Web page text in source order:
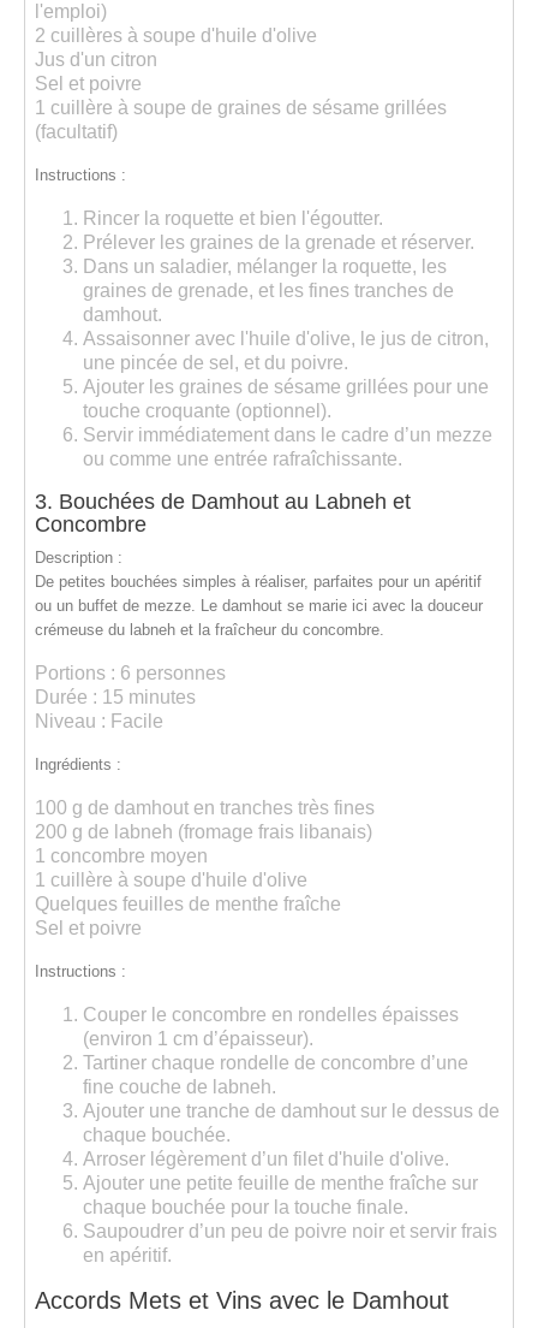
l'emploi)
2 cuillères à soupe d'huile d'olive
Jus d'un citron
Sel et poivre
1 cuillère à soupe de graines de sésame grillées
(facultatif)
Instructions :
Rincer la roquette et bien l'égoutter.
Prélever les graines de la grenade et réserver.
Dans un saladier, mélanger la roquette, les
graines de grenade, et les fines tranches de
damhout.
Assaisonner avec l'huile d'olive, le jus de citron,
une pincée de sel, et du poivre.
Ajouter lesgraines de sésame grillées pour une
touche croquante (optionnel).
Servir immédiatement dans le cadre d’un mezze
ou comme une entrée rafraîchissante.
3. Bouchées de Damhout au Labneh et
Concombre
Description :
De petites bouchées simples à réaliser, parfaites pour un apéritif
ou un buffet de mezze. Le damhout se marie ici avec la douceur
crémeuse du labneh et la fraîcheur du concombre.
Portions : 6 personnes
Durée : 15 minutes
Niveau : Facile
Ingrédients :
100 g de damhout en tranches très fines
200 g de labneh (fromage frais libanais)
1 concombre moyen
1 cuillère à soupe d'huile d'olive
Quelques feuilles de menthe fraîche
Sel et poivre
Instructions :
Couper le concombre en rondelles épaisses
(environ 1 cm d’épaisseur).
Tartiner chaque rondelle de concombre d’une
fine couche de labneh.
Ajouter unetranche de damhout sur le dessus de
chaque bouchée.
Arroser légèrement d’un filet d'huile d'olive.
Ajouter une petite feuille de menthe fraîche sur
chaque bouchée pour la touche finale.
Saupoudrer d’un peu de poivre noir et servir frais
en apéritif.
Accords Mets et Vins avec le Damhout